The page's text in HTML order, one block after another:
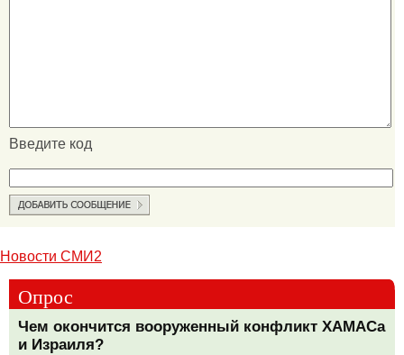
Введите код
Новости СМИ2
Опрос
Чем окончится вооруженный конфликт ХАМАСа
и Израиля?